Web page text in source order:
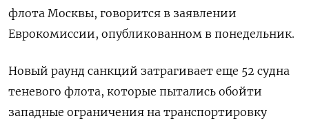
флота Москвы, говорится в заявлении
Еврокомиссии, опубликованном в понедельник.
Новый раунд санкций затрагивает еще 52 судна
теневого флота, которые пытались обойти
западные ограничения на транспортировку